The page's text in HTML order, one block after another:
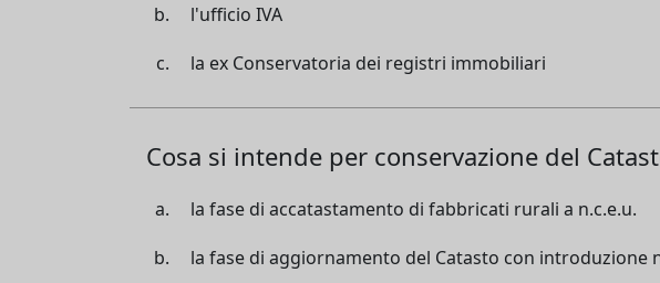
l'ufficio IVA
la ex Conservatoria dei registri immobiliari
Cosa si intende per conservazione del
la fase di accatastamento di fabbricati rurali a n.c.e.u.
la fase di aggiornamento del Catasto con